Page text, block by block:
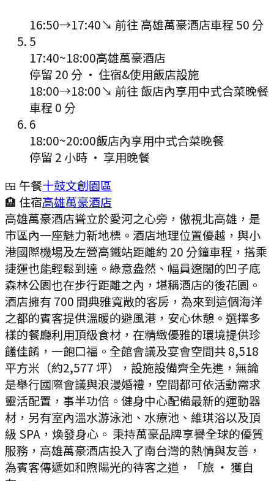
16:50→17:40↘ 前往 高雄萬豪酒店車程 50 分
5
17:40~18:00高雄萬豪酒店
停留 20 分 · 住宿&使用飯店設施
18:00→18:00↘ 前往 飯店內享用中式合菜晚餐
車程 0 分
6
18:00~20:00飯店內享用中式合菜晚餐
停留 2 小時 · 享用晚餐
🍱 午餐十鼓文創園區
🏨 住宿高雄萬豪酒店
高雄萬豪酒店聳立於愛河之心旁，傲視北高雄，是
市區內一座魅力新地標。酒店地理位置優越，與小
港國際機場及左營高鐵站距離約 20 分鐘車程，搭乘
捷運也能輕鬆到達。綠意盎然、幅員遼闊的凹子底
森林公園也在步行距離之內，堪稱酒店的後花園。
酒店擁有 700 間典雅寬敞的客房，為來到這個海洋
之都的賓客提供溫暖的避風港，安心休憩。選擇多
樣的餐廳利用頂級食材，在精緻優雅的環境提供珍
饈佳餚，一飽口福。全館會議及宴會空間共 8,518
平方米（約2,577 坪），設施設備齊全先進，無論
是舉行國際會議與浪漫婚禮，空間都可依活動需求
靈活配置，事半功倍。健身中心配備最新的運動器
材，另有室內溫水游泳池、水療池、維琪浴以及頂
級 SPA，煥發身心。 秉持萬豪品牌享譽全球的優質
服務，高雄萬豪酒店投入了南台灣的熱情與友善，
為賓客傳遞如和煦陽光的待客之道，「旅 ‧ 獲自